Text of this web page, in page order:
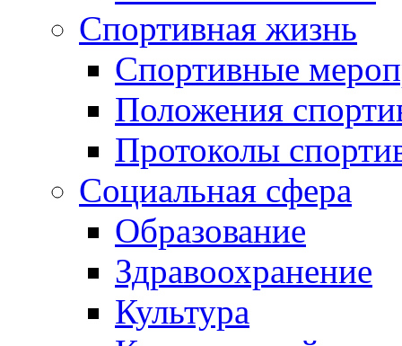
Спортивная жизнь
Спортивные
Положения
Протоколы
Социальная сфера
Образование
Здравоохранение
Культура